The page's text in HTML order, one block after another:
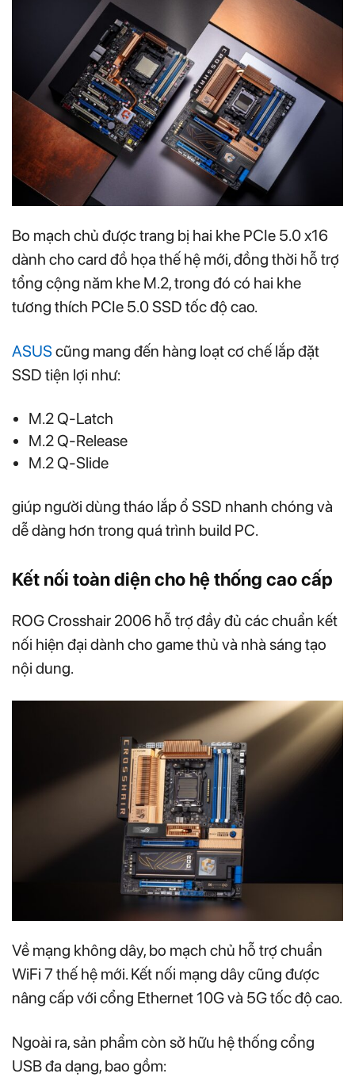
Bo mạch chủ được trang bị hai khe PCIe 5.0 x16
dành cho card đồ họa thế hệ mới, đồng thời hỗ trợ
tổng cộng năm khe M.2, trong đó có hai khe
tương thích PCIe 5.0 SSD tốc độ cao.
ASUScũng mang đến hàng loạt cơ chế lắp đặt
SSD tiện lợi như:
M.2 Q-Latch
M.2 Q-Release
M.2 Q-Slide
giúp người dùng tháo lắp ổ SSD nhanh chóng và
dễ dàng hơn trong quá trình build PC.
Kết nối toàn diện cho hệ thống cao cấp
ROG Crosshair 2006 hỗ trợ đầy đủ các chuẩn kết
nối hiện đại dành cho game thủ và nhà sáng tạo
nội dung.
Về mạng không dây, bo mạch chủ hỗ trợ chuẩn
WiFi 7 thế hệ mới. Kết nối mạng dây cũng được
nâng cấp với cổng Ethernet 10G và 5G tốc độ cao.
Ngoài ra, sản phẩm còn sở hữu hệ thống cổng
USB đa dạng, bao gồm: